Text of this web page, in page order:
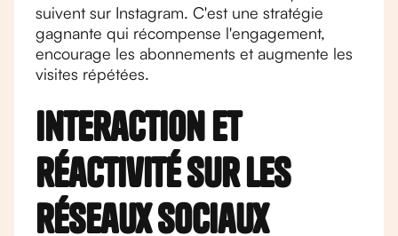
suivent sur Instagram. C'est une stratégie
gagnante qui récompense l'engagement,
encourage les abonnements et augmente les
visites répétées.
Interaction et
réactivité sur les
réseaux sociaux